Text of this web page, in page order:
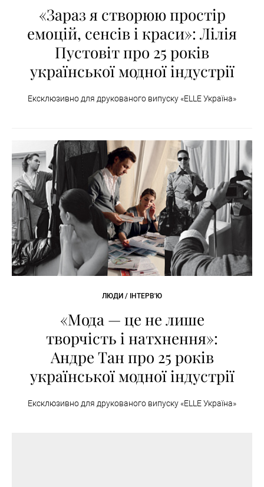
«Зараз я створюю простір
емоцій, сенсів і краси»: Лілія
Пустовіт про 25 років
української модної індустрії
Ексклюзивно для друкованого випуску «ELLE Україна»
ЛЮДИ / ІНТЕРВ'Ю
«Мода — це не лише
творчість і натхнення»:
Андре Тан про 25 років
української модної індустрії
Ексклюзивно для друкованого випуску «ELLE Україна»